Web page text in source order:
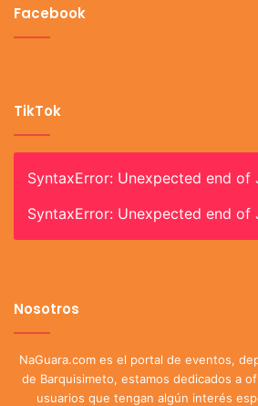
Facebook
TikTok
SyntaxError: Unexpected end of
SyntaxError: Unexpected end of
Nosotros
NaGuara.com es el portal de eventos,
de Barquisimeto, estamos dedicados a
usuarios que tengan algún interés